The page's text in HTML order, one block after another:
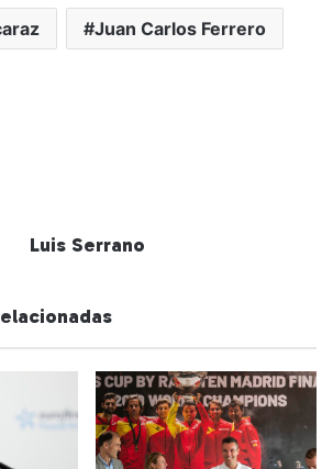
Juan Carlos Ferrero
Luis Serrano